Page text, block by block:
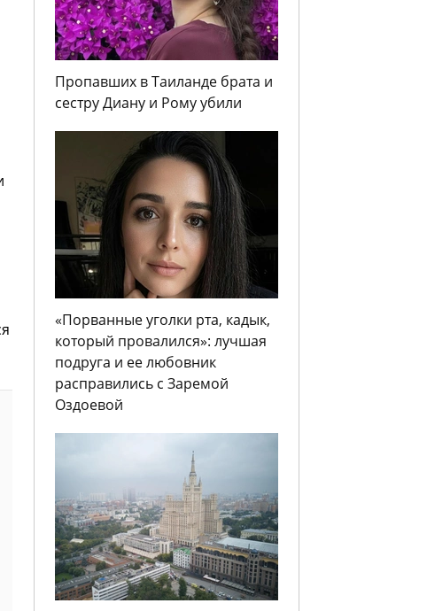
Пропавших в Таиланде брата и
сестру Диану и Рому убили
«Порванные уголки рта, кадык,
который провалился»: лучшая
подруга и ее любовник
расправились с Заремой
Оздоевой